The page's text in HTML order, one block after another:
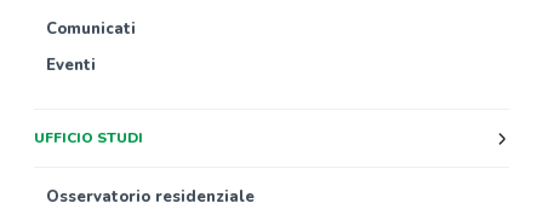
Comunicati
Eventi
UFFICIO STUDI
Osservatorio residenziale